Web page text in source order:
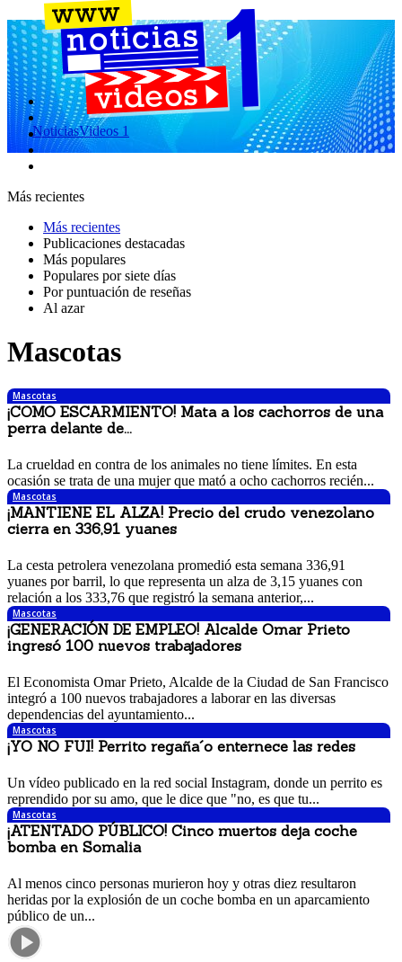
NoticiasVideos 1
Más recientes
Más recientes
Publicaciones destacadas
Más populares
Populares por siete días
Por puntuación de reseñas
Al azar
Mascotas
Mascotas
¡COMO ESCARMIENTO! Mata a los cachorros de una
perra delante de...
La crueldad en contra de los animales no tiene límites. En esta
ocasión se trata de una mujer que mató a ocho cachorros recién...
Mascotas
¡MANTIENE EL ALZA! Precio del crudo venezolano
cierra en 336,91 yuanes
La cesta petrolera venezolana promedió esta semana 336,91
yuanes por barril, lo que representa un alza de 3,15 yuanes con
relación a los 333,76 que registró la semana anterior,...
Mascotas
¡GENERACIÓN DE EMPLEO! Alcalde Omar Prieto
ingresó 100 nuevos trabajadores
El Economista Omar Prieto, Alcalde de la Ciudad de San Francisco
integró a 100 nuevos trabajadores a laborar en las diversas
dependencias del ayuntamiento...
Mascotas
¡YO NO FUI! Perrito regaña´o enternece las redes
Un vídeo publicado en la red social Instagram, donde un perrito es
reprendido por su amo, que le dice que "no, es que tu...
Mascotas
¡ATENTADO PÚBLICO! Cinco muertos deja coche
bomba en Somalia
Al menos cinco personas murieron hoy y otras diez resultaron
heridas por la explosión de un coche bomba en un aparcamiento
público de un...